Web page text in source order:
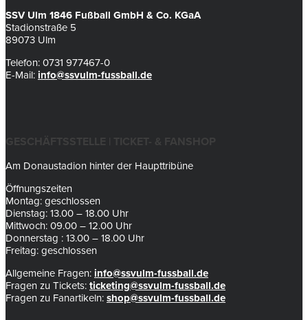
SSV Ulm 1846 Fußball GmbH & Co. KGaA
Stadionstraße 5
89073 Ulm
Telefon: 0731 977467-0
E-Mail: info@ssvulm-fussball.de
GESCHÄFTSSTELLE | TICKET- & FANSHOP
Am Donaustadion hinter der Haupttribüne
Öffnungszeiten
Montag: geschlossen
Dienstag: 13.00 – 18.00 Uhr
Mittwoch: 09.00 – 12.00 Uhr
Donnerstag : 13.00 – 18.00 Uhr
Freitag: geschlossen
Allgemeine Fragen: info@ssvulm-fussball.de
Fragen zu Tickets: ticketing@ssvulm-fussball.de
Fragen zu Fanartikeln: shop@ssvulm-fussball.de